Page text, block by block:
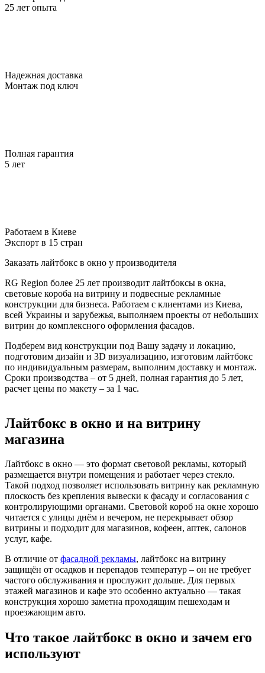
25 лет опыта
Надежная доставка
Монтаж под ключ
Полная гарантия
5 лет
Работаем в Киеве
Экспорт в 15 стран
Заказать лайтбокс в окно у производителя
RG Region более 25 лет производит лайтбоксы в окна,
световые короба на витрину и подвесные рекламные
конструкции для бизнеса. Работаем с клиентами из Киева,
всей Украины и зарубежья, выполняем проекты от небольших
витрин до комплексного оформления фасадов.
Подберем вид конструкции под Вашу задачу и локацию,
подготовим дизайн и 3D визуализацию, изготовим лайтбокс
по индивидуальным размерам, выполним доставку и монтаж.
Сроки производства – от 5 дней, полная гарантия до 5 лет,
расчет цены по макету – за 1 час.
Лайтбокс в окно и на витрину
магазина
Лайтбокс в окно — это формат световой рекламы, который
размещается внутри помещения и работает через стекло.
Такой подход позволяет использовать витрину как рекламную
плоскость без крепления вывески к фасаду и согласования с
контролирующими органами. Световой короб на окне хорошо
читается с улицы днём и вечером, не перекрывает обзор
витрины и подходит для магазинов, кофеен, аптек, салонов
услуг, кафе.
В отличие от фасадной рекламы, лайтбокс на витрину
защищён от осадков и перепадов температур – он не требует
частого обслуживания и прослужит дольше. Для первых
этажей магазинов и кафе это особенно актуально — такая
конструкция хорошо заметна проходящим пешеходам и
проезжающим авто.
Что такое лайтбокс в окно и зачем его
используют